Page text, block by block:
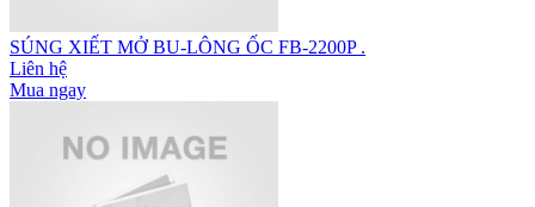
SÚNG XIẾT MỞ BU-LÔNG ỐC FB-2200P .
Liên hệ
Mua ngay